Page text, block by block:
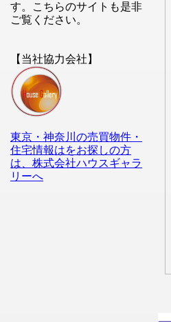
す。こちらのサイトも是非
ご覧ください。
【当社協力会社】
東京・神奈川の売買物件・
住宅情報はをお探しの方
は、株式会社ハウスギャラ
リーへ